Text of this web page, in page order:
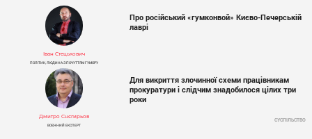
Іван Стецькович
ПОЛІТИК, ЛЮДИНА З ПОЧУТТЯМ ГУМОРУ
Про російський «гумконвой» Києво-Печерській
лаврі
Дмитро Снєгирьов
ВОЄННИЙ ЕКСПЕРТ
Для викриття злочинної схеми працівникам
прокуратури і слідчим знадобилося цілих три
роки
СУСПІЛЬСТВО